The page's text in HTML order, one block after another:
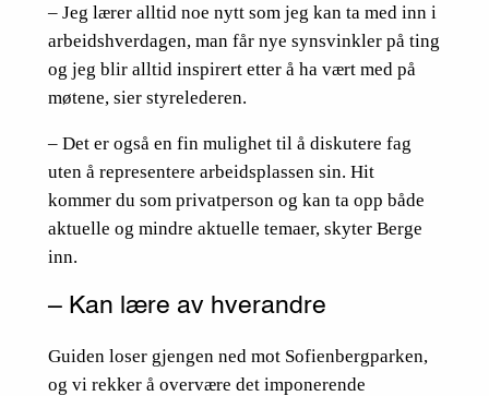
– Jeg lærer alltid noe nytt som jeg kan ta med inn i
arbeidshverdagen, man får nye synsvinkler på ting
og jeg blir alltid inspirert etter å ha vært med på
møtene, sier styrelederen.
– Det er også en fin mulighet til å diskutere fag
uten å representere arbeidsplassen sin. Hit
kommer du som privatperson og kan ta opp både
aktuelle og mindre aktuelle temaer, skyter Berge
inn.
– Kan lære av hverandre
Guiden loser gjengen ned mot Sofienbergparken,
og vi rekker å overvære det imponerende